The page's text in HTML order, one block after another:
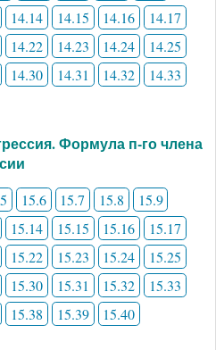
14.14 14.15 14.16
14.17
14.22 14.23 14.24
14.25
14.30 14.31 14.32
14.33
Формула п-го члена
15.6 15.7 15.8
15.9
15.14 15.15 15.16
15.17
15.22 15.23 15.24
15.25
15.30 15.31 15.32
15.33
15.38 15.39 15.40